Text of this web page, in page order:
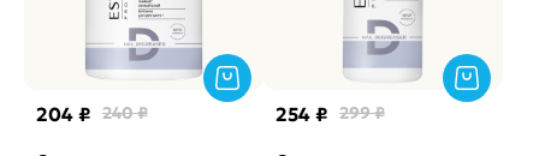
204 ₽ 240 ₽ 254 ₽ 299 ₽